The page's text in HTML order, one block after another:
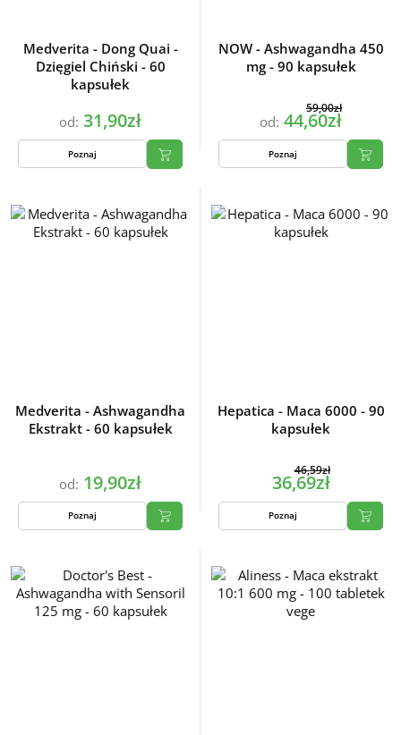
Medverita - Dong Quai -
Dzięgiel Chiński - 60
kapsułek
od: 31,90zł
Poznaj
NOW - Ashwagandha 450
mg - 90 kapsułek
od:
59,00zł
44,60zł
Poznaj
Medverita - Ashwagandha
Ekstrakt - 60 kapsułek
od: 19,90zł
Poznaj
Hepatica - Maca 6000 - 90
kapsułek
46,59zł
36,69zł
Poznaj